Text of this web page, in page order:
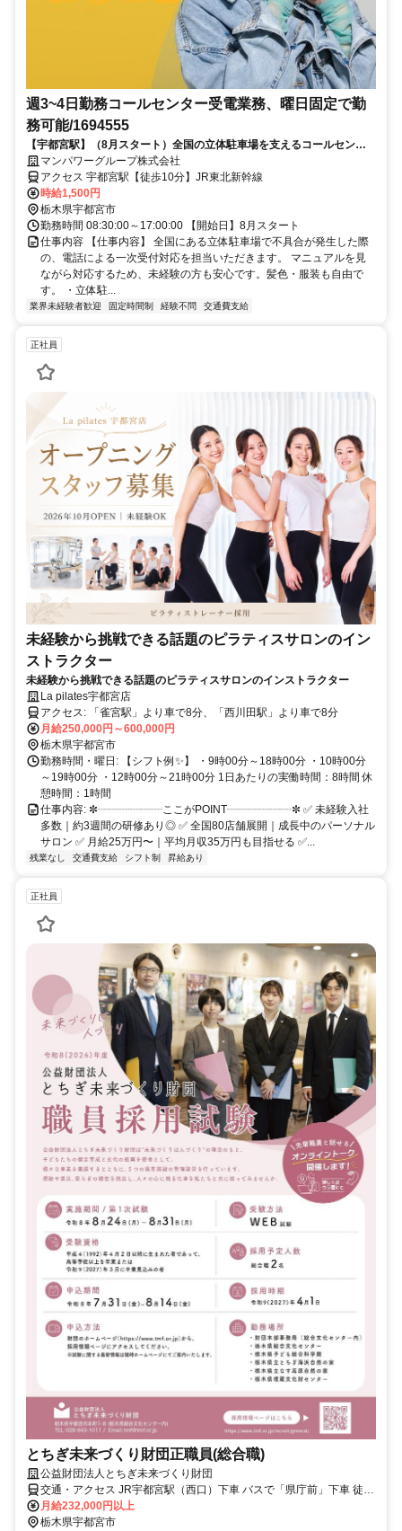
週3~4日勤務コールセンター受電業務、曜日固定で勤
務可能/1694555
【宇都宮駅】（8月スタート）全国の立体駐車場を支えるコールセンタ
ーでの受電業務です。マニュアル完備で未経験の方も安心♪週2～3日勤
務で無理なく働けます☆
マンパワーグループ株式会社
アクセス 宇都宮駅【徒歩10分】JR東北新幹線
時給1,500円
栃木県宇都宮市
勤務時間 08:30:00～17:00:00 【開始日】8月スタート
仕事内容 【仕事内容】 全国にある立体駐車場で不具合が発生した際
の、電話による一次受付対応を担当いただきます。 マニュアルを見
ながら対応するため、未経験の方も安心です。髪色・服装も自由で
す。 ・立体駐...
業界未経験者歓迎 固定時間制 経験不問 交通費支給
正社員
未経験から挑戦できる話題のピラティスサロンのイン
ストラクター
未経験から挑戦できる話題のピラティスサロンのインストラクター
La pilates宇都宮店
アクセス: 「雀宮駅」より車で8分、「西川田駅」より車で8分
月給250,000円～600,000円
栃木県宇都宮市
勤務時間・曜日: 【シフト例✨】 ・9時00分～18時00分 ・10時00分
～19時00分 ・12時00分～21時00分 1日あたりの実働時間：8時間 休
憩時間：1時間
仕事内容: ✼┈┈┈┈┈┈ここがPOINT┈┈┈┈┈┈✼ ✅ 未経験入社
多数｜約3週間の研修あり◎ ✅ 全国80店舗展開｜成長中のパーソナル
サロン ✅ 月給25万円〜｜平均月収35万円も目指せる ✅...
残業なし 交通費支給 シフト制 昇給あり
正社員
とちぎ未来づくり財団正職員(総合職)
公益財団法人とちぎ未来づくり財団
交通・アクセス JR宇都宮駅（西口）下車 バスで「県庁前」下車 徒歩
で約3分 ／東武宇都宮駅下車 徒歩で約10分（約700m）
月給232,000円以上
栃木県宇都宮市